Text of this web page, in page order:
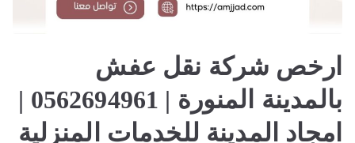
ارخص شركة نقل عفش
بالمدينة المنورة | 0562694961 |
امجاد المدينة للخدمات المنزلية